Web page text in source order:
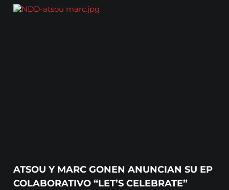
ATSOU Y MARC GONEN ANUNCIAN SU EP
COLABORATIVO “LET’S CELEBRATE”